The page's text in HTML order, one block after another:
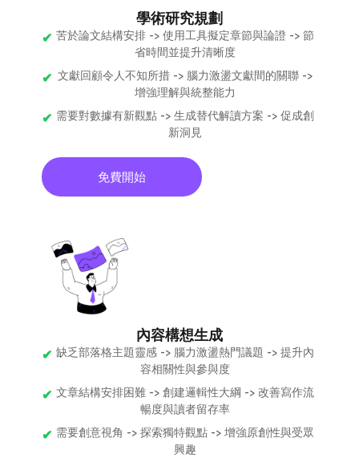
學術研究規劃
苦於論文結構安排 -> 使用工具擬定章節與論證 -> 節
省時間並提升清晰度
文獻回顧令人不知所措 -> 腦力激盪文獻間的關聯 ->
增強理解與統整能力
需要對數據有新觀點 -> 生成替代解讀方案 -> 促成創
新洞見
免費開始
內容構想生成
缺乏部落格主題靈感 -> 腦力激盪熱門議題 -> 提升內
容相關性與參與度
文章結構安排困難 -> 創建邏輯性大綱 -> 改善寫作流
暢度與讀者留存率
需要創意視角 -> 探索獨特觀點 -> 增強原創性與受眾
興趣